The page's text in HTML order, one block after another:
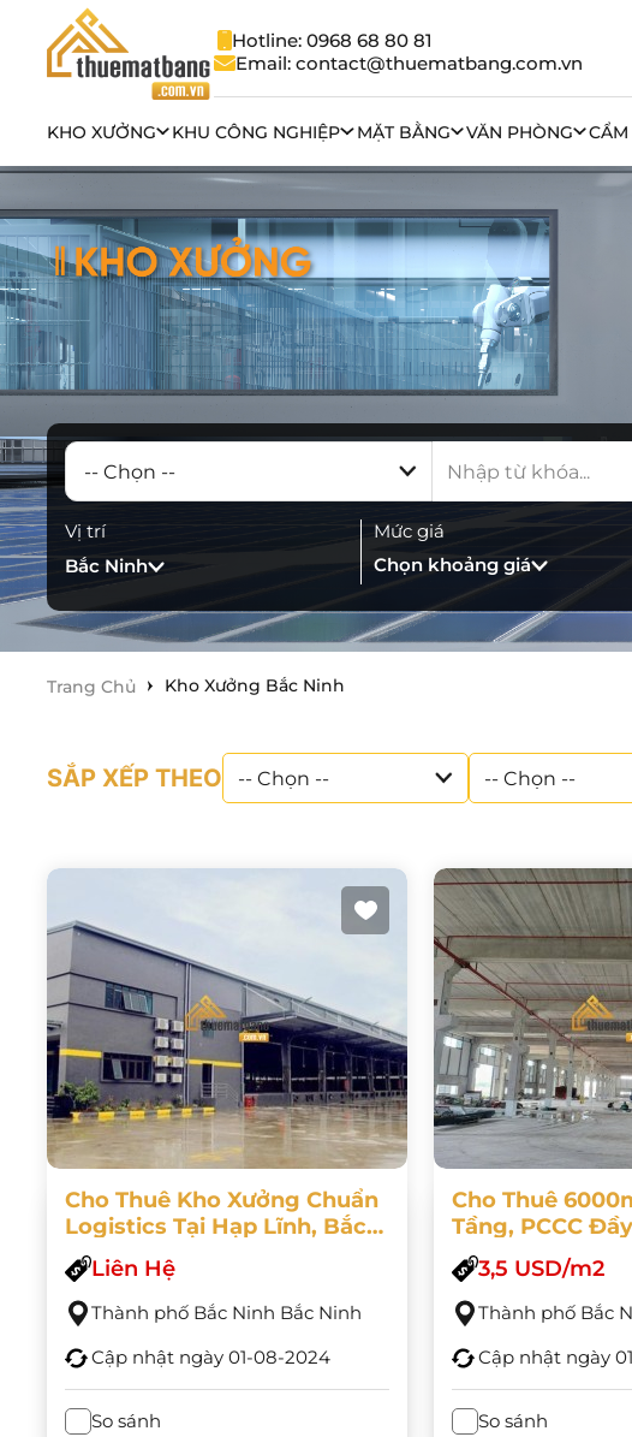
Hotline: 0968 68 80 81
Email: contact@thuematbang.com.vn
KHO XƯỞNG KHU CÔNG NGHIỆP MẶT BẰNG VĂN PHÒNG
Vị trí
Bắc Ninh
Mức giá
Chọn khoảng giá
Trang Chủ Kho Xưởng Bắc Ninh
SẮP XẾP THEO
Cho Thuê Kho Xưởng Chuẩn
Logistics Tại Hạp Lĩnh, Bắc
Ninh. DT: 3.000m2 -
60.000m2
Liên Hệ
Thành phố Bắc Ninh Bắc Ninh
Cập nhật ngày 01-08-2024
So sánh
Cho Thuê
Tầng, PCCC
3,5 USD/m2
Thành phố Bắc
Cập nhật ngày
So sánh